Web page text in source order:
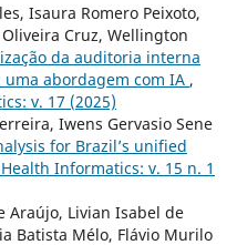
Isaura Romero Peixoto,
Cruz, Wellington
da auditoria interna
abordagem com IA ,
v. 17 (2025)
Iwens Gervasio Sene
for Brazil’s unified
Informatics: v. 15 n. 1
Araújo, Livian Isabel de
Batista Mélo, Flávio Murilo